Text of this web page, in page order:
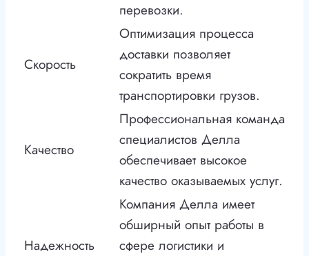
перевозки.
Скорость
Оптимизация процесса
доставки позволяет
сократить время
транспортировки грузов.
Качество
Профессиональная команда
специалистов Делла
обеспечивает высокое
качество оказываемых услуг.
Надежность
Компания Делла имеет
обширный опыт работы в
сфере логистики и